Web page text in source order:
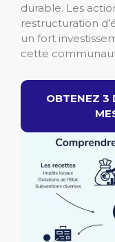
durable. Les
restructuration
un fort
cette
OBTENEZ 3